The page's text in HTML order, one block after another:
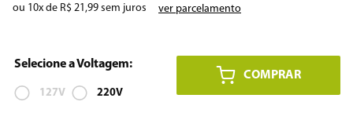
ou 10x de R$ 21,99 sem juros ver parcelamento
127V 220V
COMPRAR
7º aspiradores